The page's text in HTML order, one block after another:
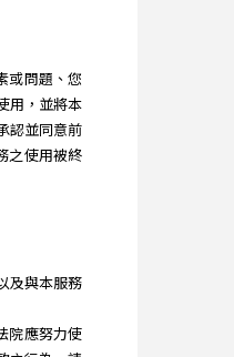
或問題、您
用，並將本
認並同意前
之使用被終
及與本服務
院應努力使